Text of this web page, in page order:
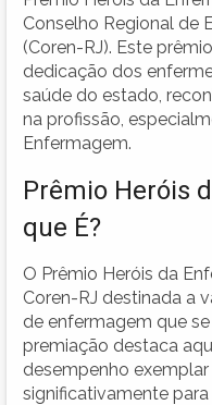
Conselho Regional de
(Coren-RJ). Este
dedicação dos
saúde do estado,
na profissão,
Enfermagem.
Prêmio Heróis
que É?
O Prêmio Heróis da
Coren-RJ destinada a
de enfermagem que
premiação destaca
desempenho
significativamente